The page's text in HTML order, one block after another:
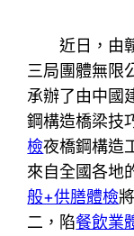
近日，由
三局團體無限
承辦了由中國
鋼構造橋梁技
檢夜橋鋼構造
來自全國各地
般+供膳體檢
二，陷餐飲業